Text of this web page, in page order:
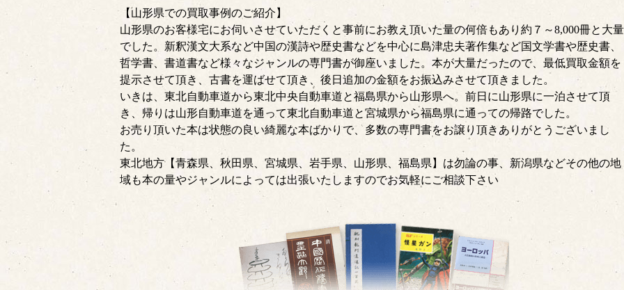
【山形県での買取事例のご紹介】
山形県のお客様宅にお伺いさせていただくと事前にお教え頂いた量の何倍もあり約７～8,000冊と大量
でした。新釈漢文大系など中国の漢詩や歴史書などを中心に島津忠夫著作集など国文学書や歴史書、
哲学書、書道書など様々なジャンルの専門書が御座いました。本が大量だったので、最低買取金額を
提示させて頂き、古書を運ばせて頂き、後日追加の金額をお振込みさせて頂きました。
いきは、東北自動車道から東北中央自動車道と福島県から山形県へ。前日に山形県に一泊させて頂
き、帰りは山形自動車道を通って東北自動車道と宮城県から福島県に通っての帰路でした。
お売り頂いた本は状態の良い綺麗な本ばかりで、多数の専門書をお譲り頂きありがとうございまし
た。
東北地方【青森県、秋田県、宮城県、岩手県、山形県、福島県】は勿論の事、新潟県などその他の地
域も本の量やジャンルによっては出張いたしますのでお気軽にご相談下さい